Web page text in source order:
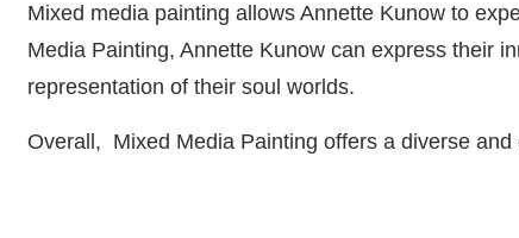
Mixed media painting allows Annette Kunow to
Media Painting, Annette Kunow can express their
representation of their soul worlds.
Overall, Mixed Media Painting offers a diverse